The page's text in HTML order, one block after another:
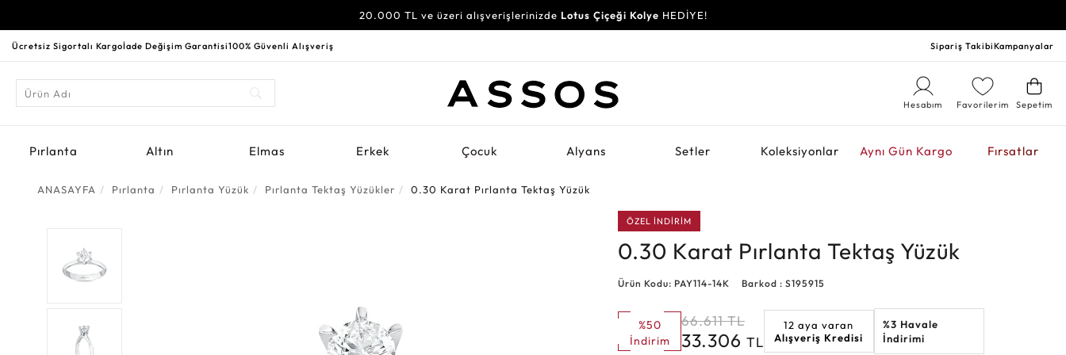
20.000 TL ve üzeri alışverişlerinizde Lotus Çiçeği Kolye HEDİYE!
Ücretsiz Sigortalı Kargoİade Değişim Garantisi100% Güvenli Alışveriş Sipariş TakibiKampanyalar
Sepetim
Favorilerim
Hesabım
Pırlanta Altın Elmas Erkek Çocuk Alyans Setler Koleksiyonlar Aynı Gün Kargo Fırsatlar
ANASAYFA Pırlanta Pırlanta Yüzük Pırlanta Tektaş Yüzükler 0.30 Karat Pırlanta Tektaş Yüzük
ÖZEL İNDİRİM
0.30 Karat Pırlanta Tektaş Yüzük
Ürün Kodu: PAY114-14K Barkod : S195915
%50
İndirim
66.611 TL
33.306TL
12 aya varan
Alışveriş Kredisi
%3 Havale
İndirimi